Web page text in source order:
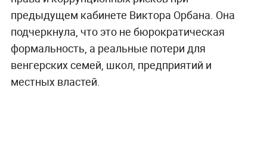
предыдущем кабинете Виктора Орбана. Она
подчеркнула, что это не бюрократическая
формальность, а реальные потери для
венгерских семей, школ, предприятий и
местных властей.